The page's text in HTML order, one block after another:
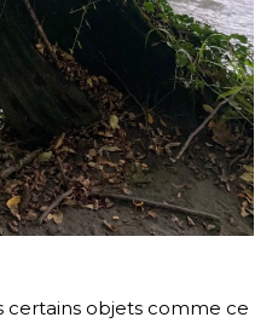
certains objets comme ce